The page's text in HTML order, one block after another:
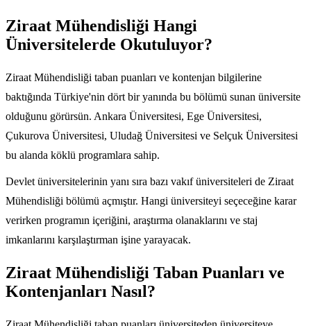
Ziraat Mühendisliği Hangi
Üniversitelerde Okutuluyor?
Ziraat Mühendisliği taban puanları ve kontenjan bilgilerine
baktığında Türkiye'nin dört bir yanında bu bölümü sunan üniversite
olduğunu görürsün. Ankara Üniversitesi, Ege Üniversitesi,
Çukurova Üniversitesi, Uludağ Üniversitesi ve Selçuk Üniversitesi
bu alanda köklü programlara sahip.
Devlet üniversitelerinin yanı sıra bazı vakıf üniversiteleri de Ziraat
Mühendisliği bölümü açmıştır. Hangi üniversiteyi seçeceğine karar
verirken programın içeriğini, araştırma olanaklarını ve staj
imkanlarını karşılaştırman işine yarayacak.
Ziraat Mühendisliği Taban Puanları ve
Kontenjanları Nasıl?